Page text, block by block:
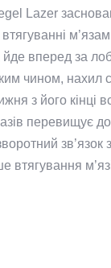
Lazer
йде вперед за
чином,
з його кінці
перевищує
зв’язок